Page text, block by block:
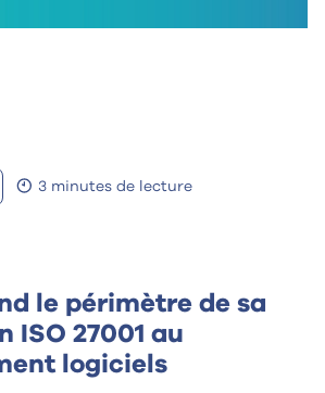
3 minutes de lecture
le périmètre de sa
27001 au
logiciels